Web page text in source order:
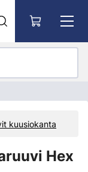
kuusiokanta
Hex